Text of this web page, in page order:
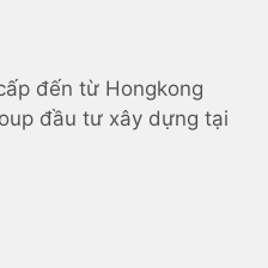
đến từ Hongkong
đầu tư xây dựng tại